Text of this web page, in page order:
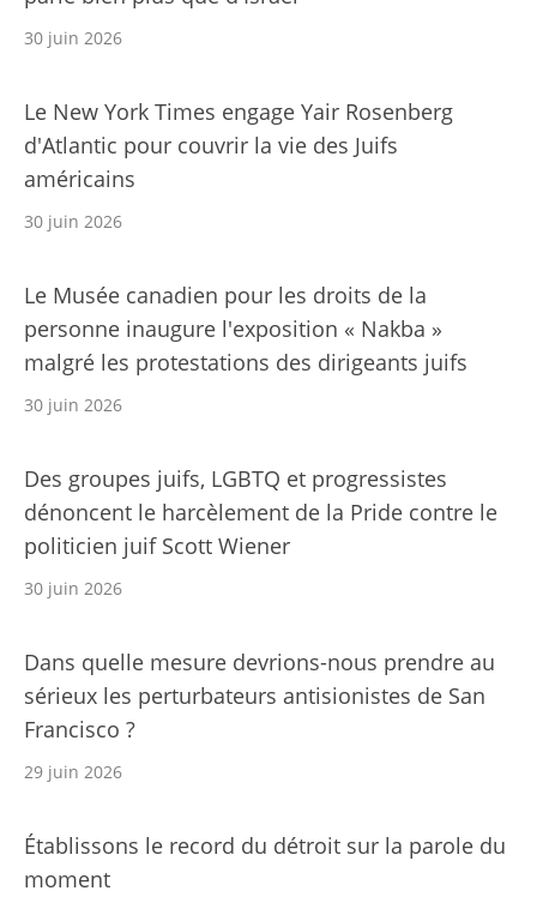
30 juin 2026
Le New York Times engage Yair Rosenberg
d'Atlantic pour couvrir la vie des Juifs
américains
30 juin 2026
Le Musée canadien pour les droits de la
personne inaugure l'exposition « Nakba »
malgré les protestations des dirigeants juifs
30 juin 2026
Des groupes juifs, LGBTQ et progressistes
dénoncent le harcèlement de la Pride contre le
politicien juif Scott Wiener
30 juin 2026
Dans quelle mesure devrions-nous prendre au
sérieux les perturbateurs antisionistes de San
Francisco ?
29 juin 2026
Établissons le record du détroit sur la parole du
moment